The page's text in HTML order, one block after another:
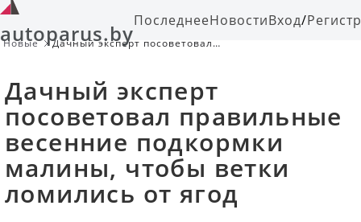
autoparus.byПоследнееНовостиВход/
Новые
Дачный эксперт посоветовал
ягод
Дачный эксперт
посоветовал правильные
весенние подкормки
малины, чтобы ветки
ломились от ягод